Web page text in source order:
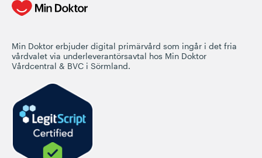
Min Doktor erbjuder digital primärvård som ingår i det fria
vårdvalet via underleverantörsavtal hos Min Doktor
Vårdcentral & BVC i Sörmland.